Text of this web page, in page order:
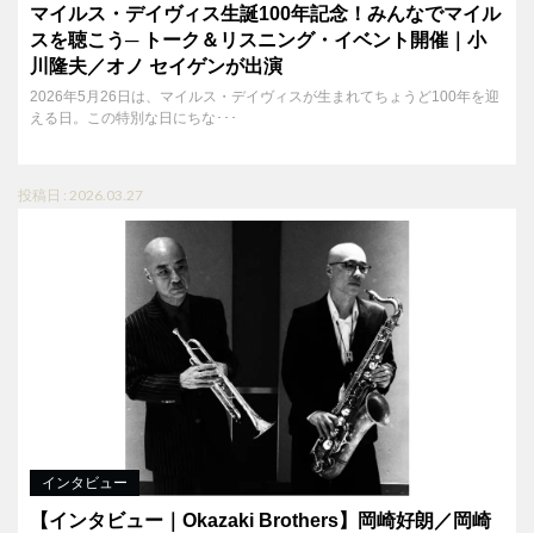
マイルス・デイヴィス生誕100年記念！みんなでマイル
スを聴こう─ トーク＆リスニング・イベント開催｜小
川隆夫／オノ セイゲンが出演
2026年5月26日は、マイルス・デイヴィスが生まれてちょうど100年を迎
える日。この特別な日にちな･･･
投稿日 : 2026.03.27
インタビュー
【インタビュー｜Okazaki Brothers】岡崎好朗／岡崎